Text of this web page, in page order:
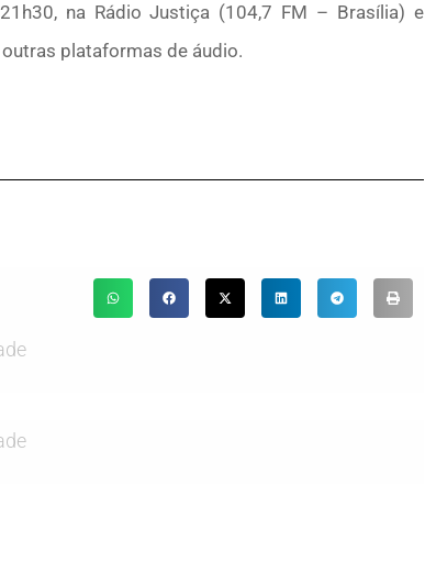
na Rádio Justiça (104,7 FM – Brasília) e
plataformas de áudio.